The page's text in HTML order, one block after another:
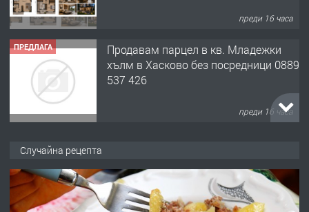
ПРЕДЛАГА
хълм в Хасково без посредници 0889
537 426
преди 16 часа
ПРЕДЛАГА
преди 16 часа
Случайна рецепта